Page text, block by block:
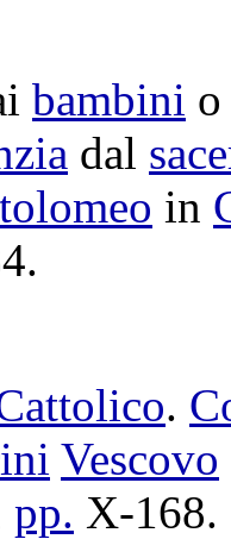
bambini
dal
in
.
Vescovo
pp. X-168.